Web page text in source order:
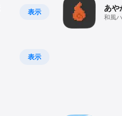
表示
表示
あや
和風